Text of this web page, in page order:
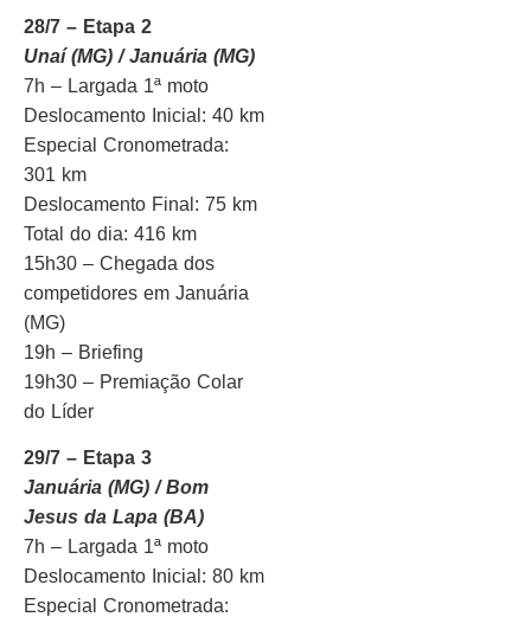
28/7 – Etapa 2
Unaí (MG) / Januária (MG)
7h – Largada 1ª moto
Deslocamento Inicial: 40 km
Especial Cronometrada:
301 km
Deslocamento Final: 75 km
Total do dia: 416 km
15h30 – Chegada dos
competidores em Januária
(MG)
19h – Briefing
19h30 – Premiação Colar
do Líder
29/7 – Etapa 3
Januária (MG) / Bom
Jesus da Lapa (BA)
7h – Largada 1ª moto
Deslocamento Inicial: 80 km
Especial Cronometrada: